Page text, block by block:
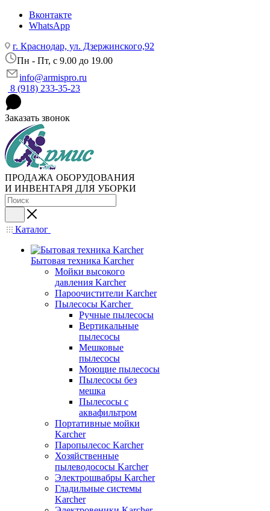
Вконтакте
WhatsApp
г. Краснодар, ул. Дзержинского,92
Пн - Пт, c 9.00 до 19.00
info@armispro.ru
8 (918) 233-35-23
Заказать звонок
ПРОДАЖА ОБОРУДОВАНИЯ
И ИНВЕНТАРЯ ДЛЯ УБОРКИ
Каталог
Бытовая техника Karcher
Мойки высокого
давления Karcher
Пароочистители Karcher
Пылесосы Karcher
Ручные пылесосы
Вертикальные
пылесосы
Мешковые
пылесосы
Моющие пылесосы
Пылесосы без
мешка
Пылесосы с
аквафильтром
Портативные мойки
Karcher
Паропылесос Karcher
Хозяйственные
пылеводососы Karcher
Электрошвабры Karcher
Гладильные системы
Karcher